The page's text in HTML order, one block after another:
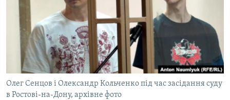
СПЕЦПРОЕКТИ
ДЕПОРТАЦІЯ
ВІДЕОУРОКИ «ELIFBE»
СВІДЧЕННЯ ОКУПАЦІЇ
УКРАЇНСЬКА ПРОБЛЕМА КРИМУ
ЯК ОБІЙТИ БЛОКУВАННЯ
Русский
Qırımtatar
Олег Сенцов і Олександр Кольченко під час засідання суду
в Ростові-на-Дону, архівне фото